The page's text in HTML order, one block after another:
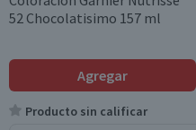
52 Chocolatisimo 157 ml
Agregar
Producto sin calificar